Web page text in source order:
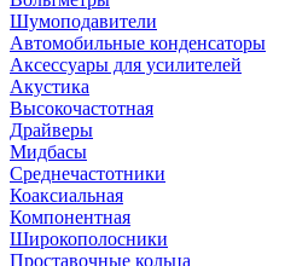
Шумоподавители
Автомобильные конденсаторы
Аксессуары для усилителей
Акустика
Высокочастотная
Драйверы
Мидбасы
Среднечастотники
Коаксиальная
Компонентная
Широкополосники
Проставочные кольца